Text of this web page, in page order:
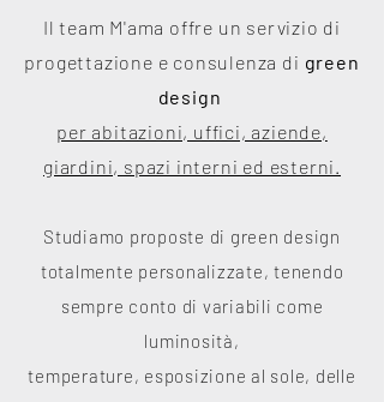
Il team M'ama offre un servizio di
progettazione e consulenza di green
design
per abitazioni, uffici, aziende,
giardini, spazi interni ed esterni.
Studiamo proposte di green design
totalmente personalizzate, tenendo
sempre conto di variabili come
luminosità,
temperature, esposizione al sole, delle